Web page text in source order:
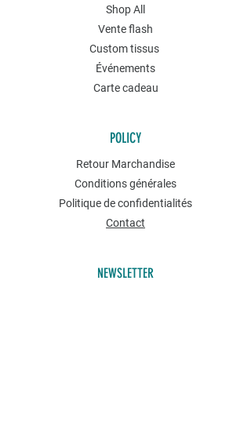
Shop All
Vente flash
Custom tissus
Événements
Carte cadeau
POLICY
Retour Marchandise
Conditions générales
Politique de confidentialités
Contact
NEWSLETTER